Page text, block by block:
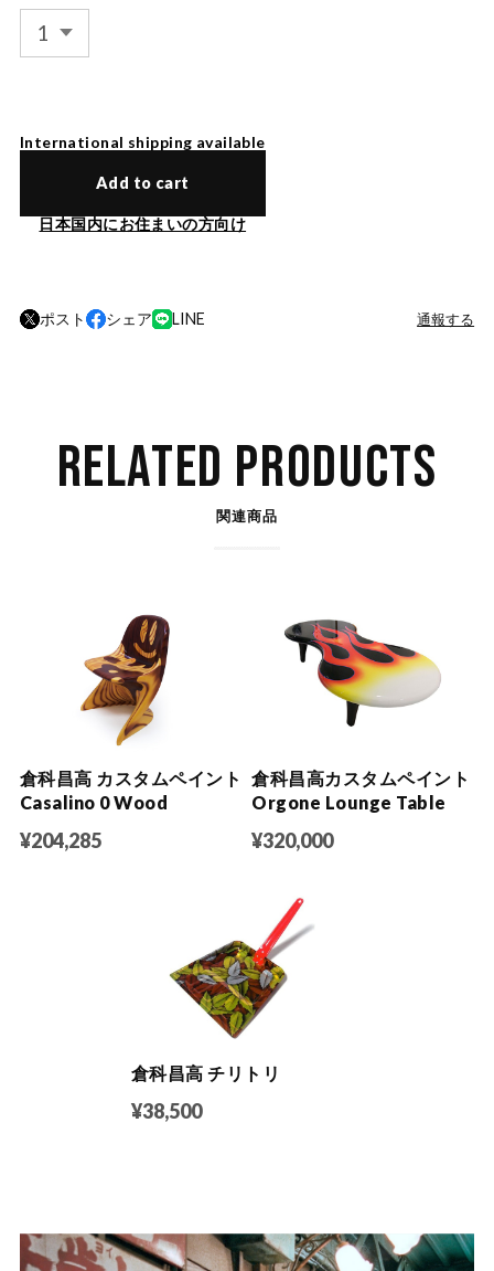
International shipping available
Add to cart
日本国内にお住まいの方向け
ポスト シェア LINE 通報する
RELATED PRODUCTS
関連商品
倉科昌高 カスタムペイント
Casalino 0 Wood
¥204,285
倉科昌高カスタムペイント
Orgone Lounge Table
¥320,000
倉科昌高 チリトリ
¥38,500